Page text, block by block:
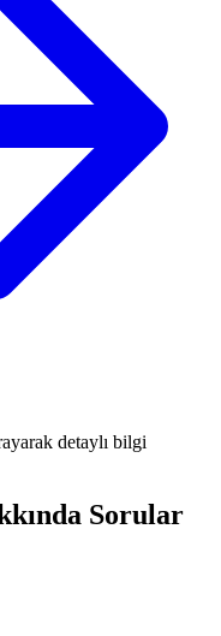
detaylı bilgi
Sorular